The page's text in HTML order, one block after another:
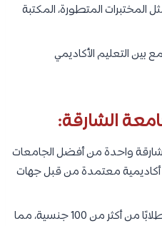
المتطورة، المكتبة
بين التعليم الأكاديمي
الشارقة:
واحدة من أفضل الجامعات
أكاديمية معتمدة من قبل جهات
تضم الجامعة طلابًا من أكثر من 100 جنسية، مما